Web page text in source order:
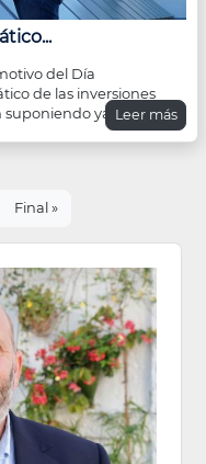
del Día
de las inversiones
suponiendo ya unaLeer más
Última
Final »